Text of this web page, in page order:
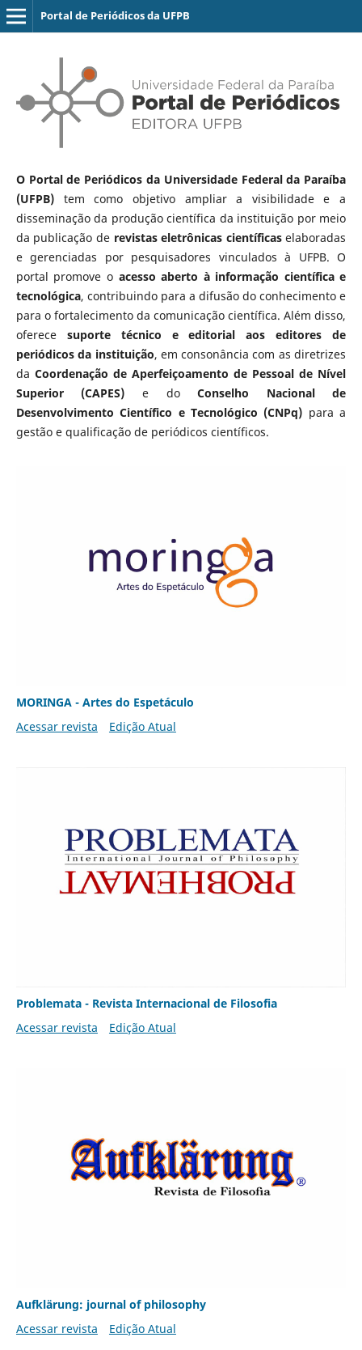
Portal de Periódicos da UFPB
O Portal de Periódicos da Universidade Federal da Paraíba
(UFPB)tem como objetivo ampliar a visibilidade e a
disseminação da produção científica da instituição por meio
da publicação de revistas eletrônicas científicaselaboradas
e gerenciadas por pesquisadores vinculados à UFPB. O
portal promove o acesso aberto à informação científica e
tecnológica, contribuindo para a difusão do conhecimento e
para o fortalecimento da comunicação científica. Além disso,
oferece suporte técnico e editorial aos editores de
periódicos da instituição, em consonância com as diretrizes
da Coordenação de Aperfeiçoamento de Pessoal de Nível
Superior (CAPES) e doConselho Nacional de
Desenvolvimento Científico e Tecnológico (CNPq) para a
gestão e qualificação de periódicos científicos.
MORINGA - Artes do Espetáculo
Acessar revista
Edição Atual
Problemata - Revista Internacional de Filosofia
Acessar revista
Edição Atual
Aufklärung: journal of philosophy
Acessar revista
Edição Atual